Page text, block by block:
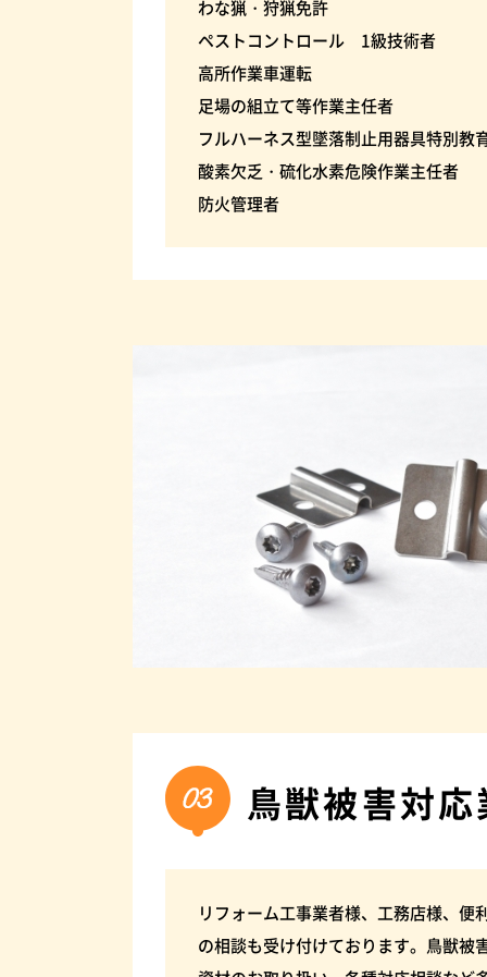
わな猟・狩猟免許
ペストコントロール 1級技術者
高所作業車運転
足場の組立て等作業主任者
フルハーネス型墜落制止用器具特別教
酸素欠乏・硫化水素危険作業主任者
防火管理者
鳥獣被害対
リフォーム工事業者様、工務店様、便
の相談も受け付けております。鳥獣被